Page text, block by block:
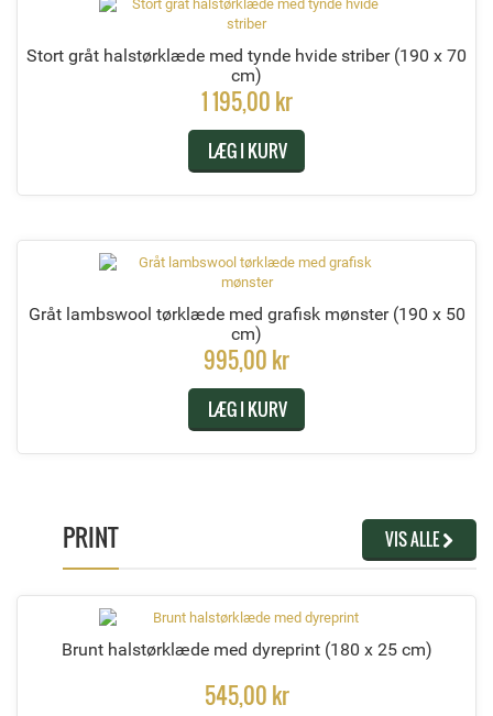
Stort gråt halstørklæde med tynde hvide striber (190 x 70
cm)
1 195,00 kr
LÆG I KURV
Gråt lambswool tørklæde med grafisk mønster (190 x 50
cm)
995,00 kr
LÆG I KURV
PRINT VIS ALLE
Brunt halstørklæde med dyreprint (180 x 25 cm)
545,00 kr